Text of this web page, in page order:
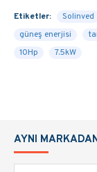
Etiketler: Solinved
güneş enerjisi
10Hp
7.5kW
AYNI